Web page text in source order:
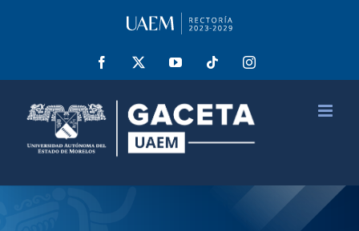
Facebook YouTube Tiktok Instagram